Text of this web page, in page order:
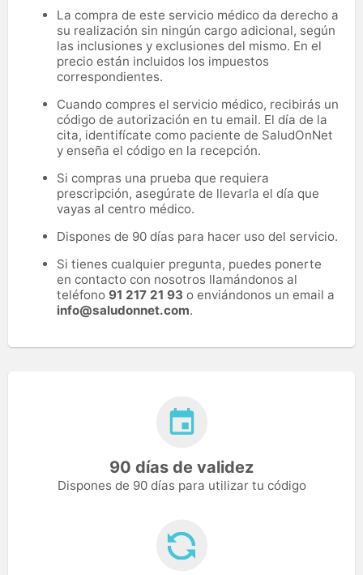
La compra de este servicio médico da derecho a
su realización sin ningún cargo adicional, según
las inclusiones y exclusiones del mismo. En el
precio están incluidos los impuestos
correspondientes.
Cuando compres el servicio médico, recibirás un
código de autorización en tu email. El día de la
cita, identifícate como paciente de SaludOnNet
y enseña el código en la recepción.
Si compras una prueba que requiera
prescripción, asegúrate de llevarla el día que
vayas al centro médico.
Dispones de 90 días para hacer uso del servicio.
Si tienes cualquier pregunta, puedes ponerte
en contacto con nosotros llamándonos al
teléfono 91 217 21 93 o enviándonos un email a
info@saludonnet.com.
90 días de validez
Dispones de 90 días para utilizar tu código